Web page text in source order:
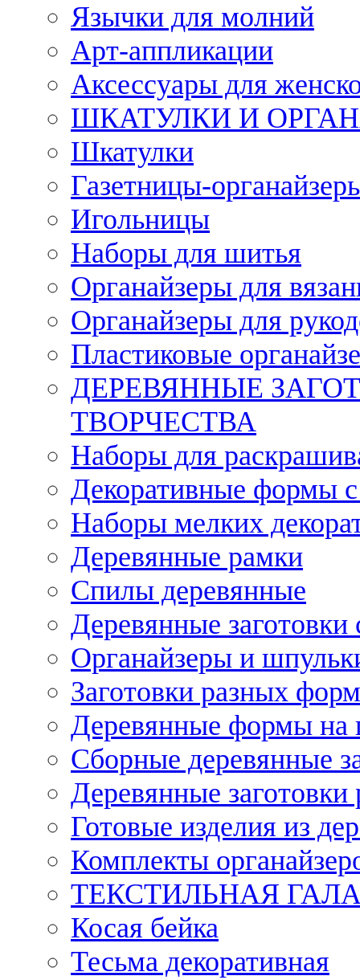
Язычки для молний
Арт-аппликации
Аксессуары для
ШКАТУЛКИ И
Шкатулки
Газетницы-
Игольницы
Наборы для шитья
Органайзеры для
Органайзеры для
Пластиковые
ДЕРЕВЯННЫЕ
ТВОРЧЕСТВА
Наборы для
Декоративные формы с
Наборы мелких
Деревянные рамки
Спилы деревянные
Деревянные заготовки
Органайзеры и
Заготовки разных
Деревянные формы на
Сборные деревянные
Деревянные заготовки
Готовые изделия из
Комплекты
ТЕКСТИЛЬНАЯ
Косая бейка
Тесьма декоративная